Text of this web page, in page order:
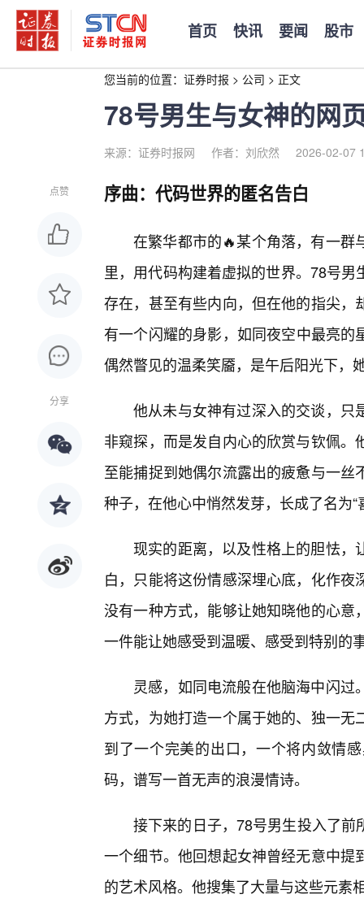
首页 快讯 要闻 股市
您当前的位置： 证券时报 > 公司 > 正文
78号男生与女神的网
来源：证券时报网 作者：刘欣然 2026-02-07
点赞
分享
序曲：代码世界的匿名告白
在繁华都市的🔥某个角落，有一群
里，用代码构建着虚拟的世界。78号
存在，甚至有些内向，但在他的指尖
有一个闪耀的身影，如同夜空中最亮
偶然瞥见的温柔笑靥，是午后阳光下，
他从未与女神有过深入的交谈，只
非窥探，而是发自内心的欣赏与钦佩
至能捕捉到她偶尔流露出的疲惫与一
种子，在他心中悄然发芽，长成了名为“
现实的距离，以及性格上的胆怯，
白，只能将这份情感深埋心底，化作
没有一种方式，能够让她知晓他的心
一件能让她感受到温暖、感受到特别的
灵感，如同电流般在他脑海中闪
方式，为她打造一个属于她的、独一
到了一个完美的出口，一个将内敛情
码，谱写一首无声的浪漫情诗。
接下来的日子，78号男生投入了
一个细节。他回想起女神曾经无意中
的艺术风格。他搜集了大量与这些元素